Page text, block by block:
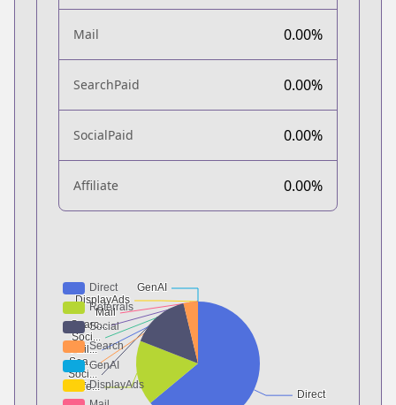
Mail 0.00%
SearchPaid 0.00%
SocialPaid 0.00%
Affiliate 0.00%